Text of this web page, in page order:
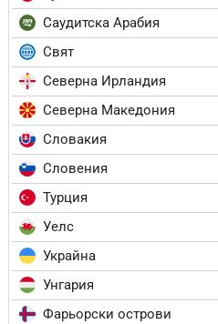
Саудитска Арабия
Свят
Северна Ирландия
Северна Македония
Словакия
Словения
Турция
Уелс
Украйна
Унгария
Фарьорски острови